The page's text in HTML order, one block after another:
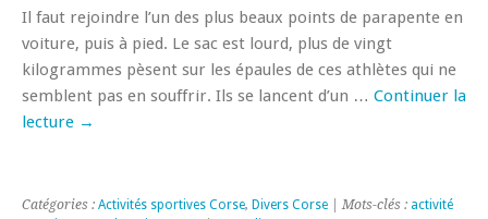
Il faut rejoindre l’un des plus beaux points de parapente en
voiture, puis à pied. Le sac est lourd, plus de vingt
kilogrammes pèsent sur les épaules de ces athlètes qui ne
semblent pas en souffrir. Ils se lancent d’un … Continuer la
lecture →
Catégories : Activités sportives Corse, Divers Corse | Mots-clés : activité